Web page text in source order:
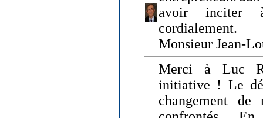
avoir inciter
cordialement.
Monsieur Jean-
Merci à Luc
initiative ! Le
changement de